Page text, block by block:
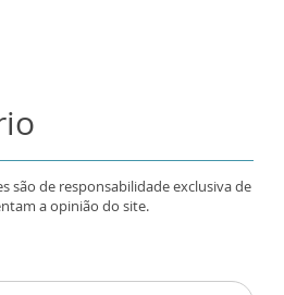
são de responsabilidade exclusiva de
a opinião do site.